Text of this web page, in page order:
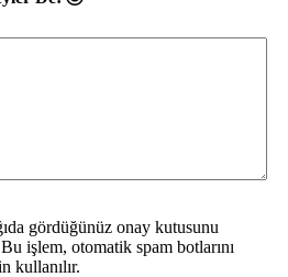
gördüğünüz onay kutusunu
işlem, otomatik spam botlarını
kullanılır.